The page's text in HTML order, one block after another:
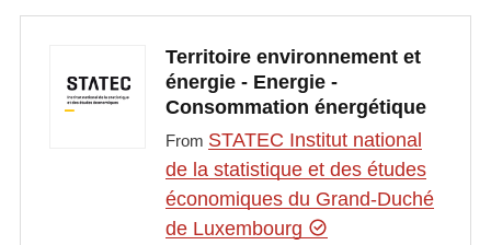
Territoire environnement et
énergie - Energie -
Consommation énergétique
From STATEC Institut national
de la statistique et des études
économiques du Grand-Duché
de Luxembourg